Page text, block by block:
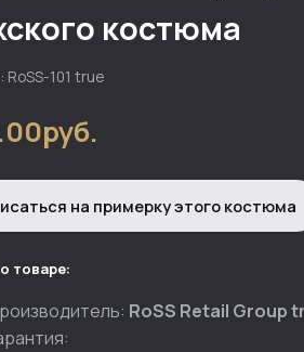
костюма
RoSS-101 true
на примерку этого костюма
товаре:
RoSS Retail Group